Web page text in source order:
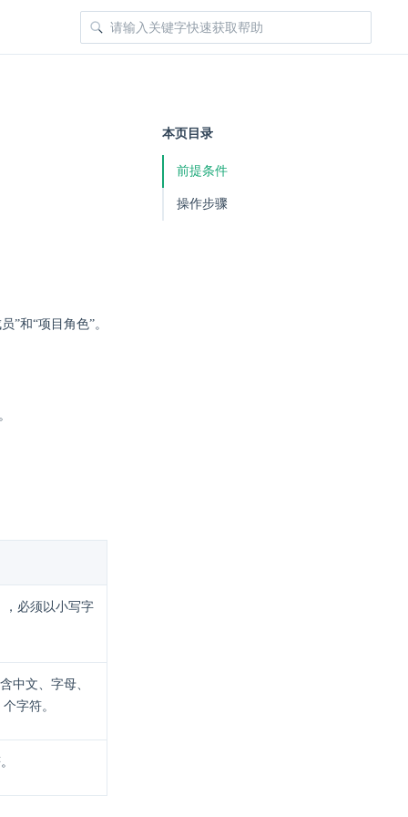
”和“项目角色”。
，必须以小写字
中文、字母、
字符。
本页目录
前提条件
操作步骤